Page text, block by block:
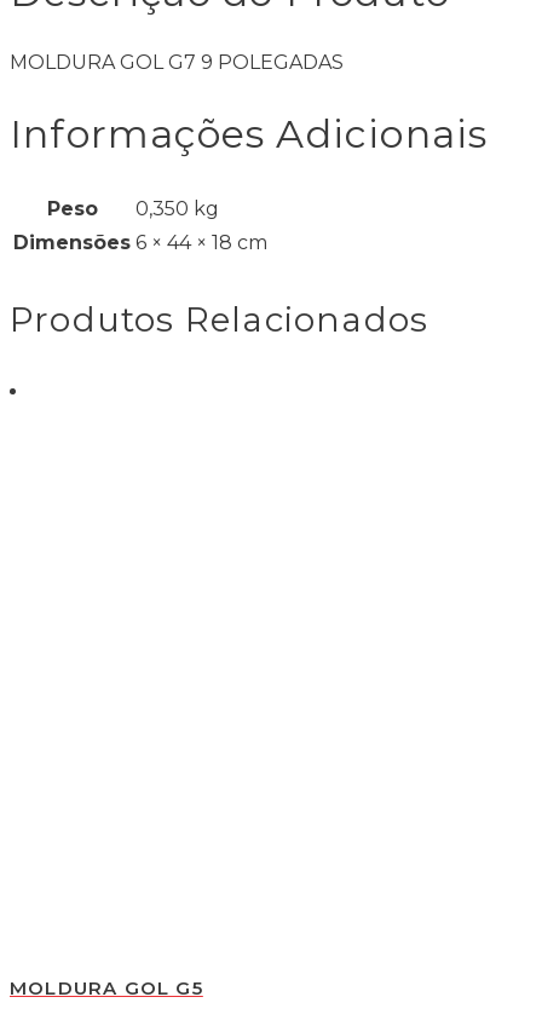
MOLDURA GOL G7 9 POLEGADAS
Informações Adicionais
Peso
0,350 kg
Dimensões 6 × 44 × 18 cm
Produtos Relacionados
MOLDURA GOL G5